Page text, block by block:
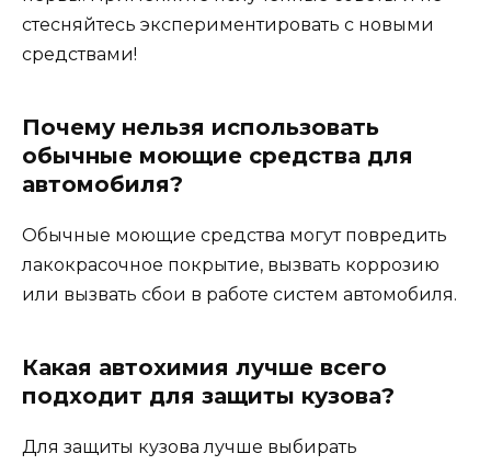
стесняйтесь экспериментировать с новыми
средствами!
Почему нельзя использовать
обычные моющие средства для
автомобиля?
Обычные моющие средства могут повредить
лакокрасочное покрытие, вызвать коррозию
или вызвать сбои в работе систем автомобиля.
Какая автохимия лучше всего
подходит для защиты кузова?
Для защиты кузова лучше выбирать